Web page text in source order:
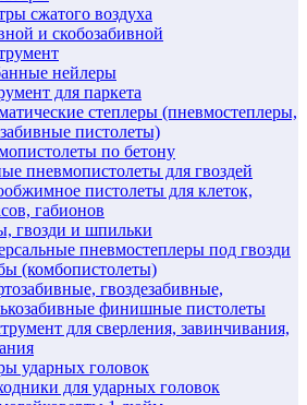
сжатого воздуха
и скобозабивной
нейлеры
для паркета
степлеры (пневмостеплеры,
пистолеты)
по бетону
пневмопистолеты для гвоздей
пистолеты для клеток,
габионов
гвозди и шпильки
пневмостеплеры под гвозди
(комбопистолеты)
гвоздезабивные,
финишные пистолеты
для сверления, завинчивания,
ударных головок
для ударных головок